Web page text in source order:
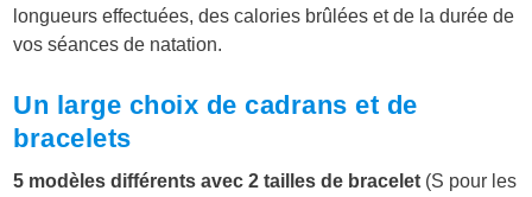
longueurs effectuées, des calories brûlées et de la durée de
vos séances de natation.
Un large choix de cadrans et de
bracelets
5 modèles différents avec 2 tailles de bracelet (S pour les